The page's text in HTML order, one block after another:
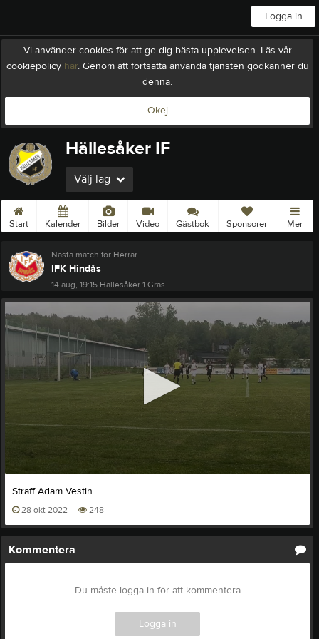
Logga in
Vi använder cookies för att ge dig bästa upplevelsen. Läs vår
cookiepolicy här. Genom att fortsätta använda tjänsten godkänner du
denna.
Okej
Hällesåker IF
Välj lag
Start Kalender Bilder Video Gästbok Sponsorer Mer
Nästa match för Herrar
IFK Hindås
14 aug, 19:15 Hällesåker 1 Gräs
seconds
seconds
Straff Adam Vestin
28 okt 2022 248
Kommentera
Du måste logga in för att kommentera
Logga in